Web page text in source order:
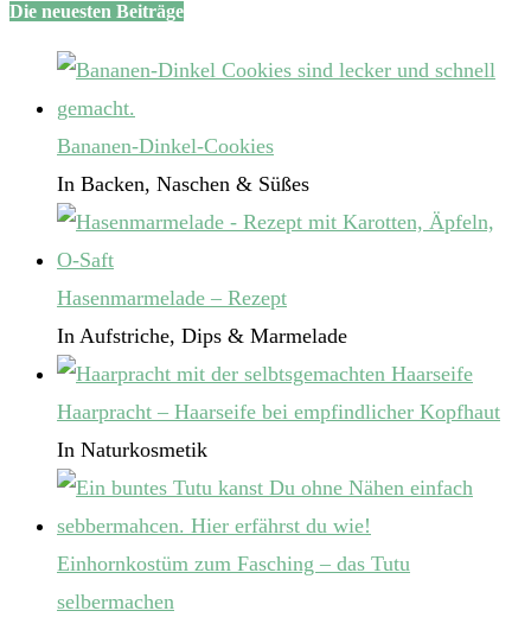
Die neuesten Beiträge
Bananen-Dinkel-Cookies
In Backen, Naschen & Süßes
Hasenmarmelade – Rezept
In Aufstriche, Dips & Marmelade
Haarpracht – Haarseife bei empfindlicher Kopfhaut
In Naturkosmetik
Einhornkostüm zum Fasching – das Tutu
selbermachen